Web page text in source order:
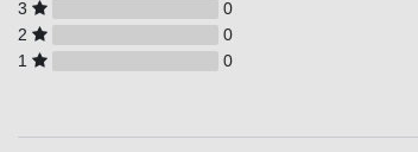
3
0
2
0
1
0